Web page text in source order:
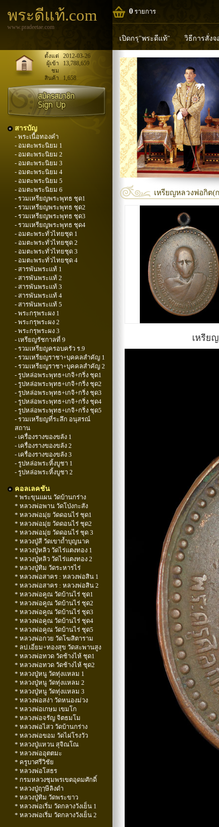
พระดีแท้.com
www.pradeetae.com
0 รายการ
เปิดกรุ"พระดีแท้" วิธีการสั่งจ
หลวงพ่อทวด หลวงปู่ทิม
พระพุทธวิริยากร
ตั้งแต่
2012-03-26
ผู้เข้า
ชม
13,788,659
สินค้า 1,658
สารบัญ
- พระเนื้อทองคำ
- อมตะพระนิยม 1
- อมตะพระนิยม 2
- อมตะพระนิยม 3
- อมตะพระนิยม 4
- อมตะพระนิยม 5
- อมตะพระนิยม 6
- รวมเหรียญพระพุทธ ชุด1
- รวมเหรียญพระพุทธ ชุด2
- รวมเหรียญพระพุทธ ชุด3
- รวมเหรียญพระพุทธ ชุด4
- อมตะพระทั่วไทยชุด 1
- อมตะพระทั่วไทยชุด 2
- อมตะพระทั่วไทยชุด 3
- อมตะพระทั่วไทยชุด 4
- สารพันพระแท้ 1
- สารพันพระแท้ 2
- สารพันพระแท้ 3
- สารพันพระแท้ 4
- สารพันพระแท้ 5
- พระกรุพระผง 1
- พระกรุพระผง 2
- พระกรุพระผง 3
- เหรียญรัชกาลที่ 9
- รวมเหรียญครอบครัว ร.9
- รวมเหรียญราชา+บุคคลสำคัญ 1
- รวมเหรียญราชา+บุคคลสำคัญ 2
- รูปหล่อพระพุทธ+เกจิ+กริ่ง ชุด1
- รูปหล่อพระพุทธ+เกจิ+กริ่ง ชุด2
- รูปหล่อพระพุทธ+เกจิ+กริ่ง ชุด3
- รูปหล่อพระพุทธ+เกจิ+กริ่ง ชุด4
- รูปหล่อพระพุทธ+เกจิ+กริ่ง ชุด5
- รวมเหรียญที่ระลึก อนุสรณ์
สถาน
- เครื่องรางของขลัง 1
- เครื่องรางของขลัง 2
- เครื่องรางของขลัง 3
- รูปหล่อพระหิ้งบูชา 1
- รูปหล่อพระหิ้งบูชา 2
คอลเลคชัน
* พระขุนแผน วัดบ้านกร่าง
* หลวงพ่อพาน วัดโป่งกะสัง
* หลวงพ่อมุ่ย วัดดอนไร่ ชุด1
* หลวงพ่อมุ่ย วัดดอนไร่ ชุด2
* หลวงพ่อมุ่ย วัดดอนไร่ ชุด 3
* หลวงปู่สี วัดเขาถ้ำบุญนาค
* หลวงปู่หลิว วัดไร่แตงทอง 1
* หลวงปู่หลิว วัดไร่แตงทอง 2
* หลวงปู่ทิม วัดระหารไร่
* หลวงพ่อสาคร : หลวงพ่อสิน 1
* หลวงพ่อสาคร : หลวงพ่อสิน 2
* หลวงพ่อคูณ วัดบ้านไร่ ชุด1
* หลวงพ่อคูณ วัดบ้านไร่ ชุด2
* หลวงพ่อคูณ วัดบ้านไร่ ชุด3
* หลวงพ่อคูณ วัดบ้านไร่ ชุด4
* หลวงพ่อคูณ วัดบ้านไร่ ชุด5
* หลวงพ่อกวย วัดโฆสิตาราม
* ลป.เอี่ยม+ทองสุข วัดสะพานสูง
* หลวงพ่อทวด วัดช้างไห้ ชุด1
* หลวงพ่อทวด วัดช้างไห้ ชุด2
* หลวงปู่หนู วัดทุ่งแหลม 1
* หลวงปู่หนู วัดทุ่งแหลม 2
* หลวงปู่หนู วัดทุ่งแหลม 3
* หลวงพ่อสง่า วัดหนองม่วง
* หลวงพ่อเกษม เขมโก
* หลวงพ่อจรัญ จิตธมโม
* หลวงพ่อไสว วัดบ้านกร่าง
* หลวงพ่อขอม วัดไผ่โรงวัว
* หลวงปู่แหวน สุจิณโณ
* หลวงพ่ออุตตมะ
* ครูบาศรีวิชัย
* หลวงพ่อโสธร
* กรมหลวงชุมพรเขตอุดมศักดิ์
* หลวงปู่ฤๅษีลิงดำ
* หลวงปู่ทิม วัดพระขาว
* หลวงพ่อเริ่ม วัดกลางวังเย็น 1
* หลวงพ่อเริ่ม วัดกลางวังเย็น 2
เหรียญหลวงพ่อกิต(
เหรีย